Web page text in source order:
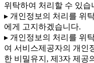
위탁하여 처리할 수 있습
▸ 개인정보의 처리를 위
에게 고지하겠습니다.
▸ 개인정보의 처리를 위
여 서비스제공자의 개인
한 비밀유지, 제3자 제공